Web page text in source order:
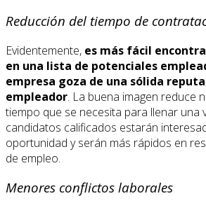
Reducción del tiempo de
Evidentemente, es más fácil
en una lista de potenciales
empresa goza de una sólida
empleador. La buena imagen reduce
tiempo que se necesita para llenar una
candidatos calificados estarán
oportunidad y serán más rápidos en
de empleo.
Menores conflictos laborales